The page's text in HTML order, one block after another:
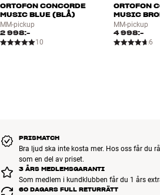
ORTOFON CONCORDE
MUSIC BLUE (BLÅ)
MM-pickup
2 998:-
10
ORTOFON
MUSIC
MM-pickup
4 998:-
6
PRISMATCH
Bra ljud ska inte kosta mer. Hos oss får du
som en del av priset.
3 ÅRS MEDLEMSGARANTI
Som medlem i kundklubben får du 1 års
60 DAGARS FULL RETURRÄTT